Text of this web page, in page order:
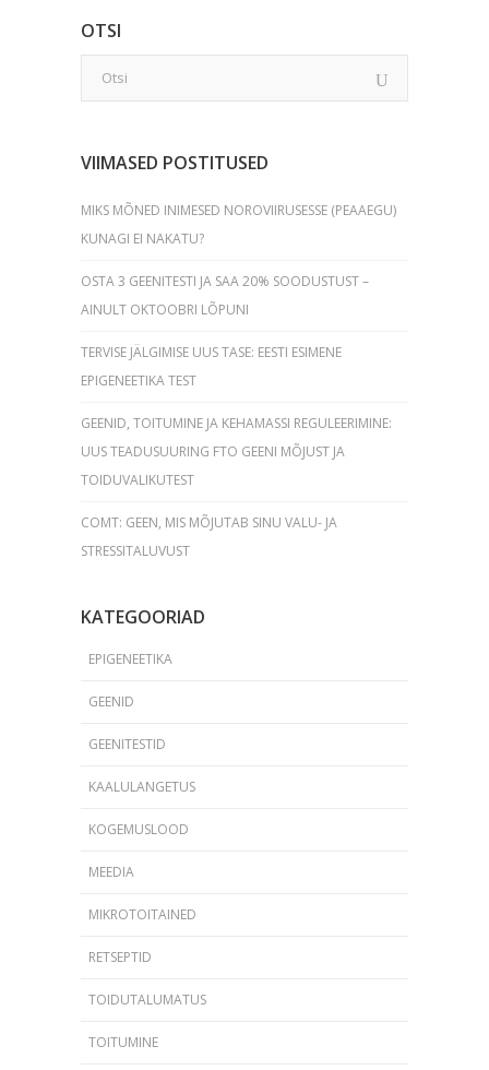
OTSI
VIIMASED POSTITUSED
MIKS MÕNED INIMESED NOROVIIRUSESSE (PEAAEGU)
KUNAGI EI NAKATU?
OSTA 3 GEENITESTI JA SAA 20% SOODUSTUST –
AINULT OKTOOBRI LÕPUNI
TERVISE JÄLGIMISE UUS TASE: EESTI ESIMENE
EPIGENEETIKA TEST
GEENID, TOITUMINE JA KEHAMASSI REGULEERIMINE:
UUS TEADUSUURING FTO GEENI MÕJUST JA
TOIDUVALIKUTEST
COMT: GEEN, MIS MÕJUTAB SINU VALU- JA
STRESSITALUVUST
KATEGOORIAD
EPIGENEETIKA
GEENID
GEENITESTID
KAALULANGETUS
KOGEMUSLOOD
MEEDIA
MIKROTOITAINED
RETSEPTID
TOIDUTALUMATUS
TOITUMINE